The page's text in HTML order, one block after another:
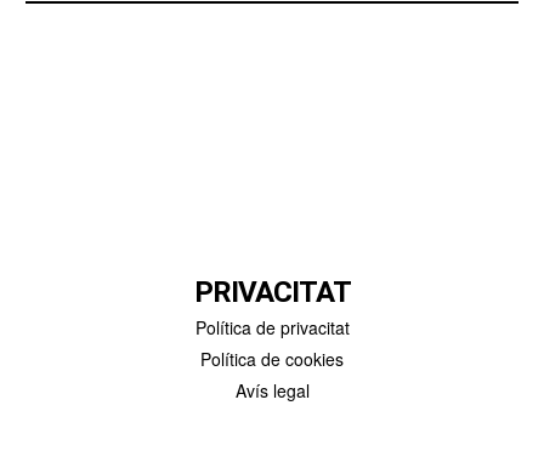
PRIVACITAT
Política de privacitat
Política de cookies
Avís legal